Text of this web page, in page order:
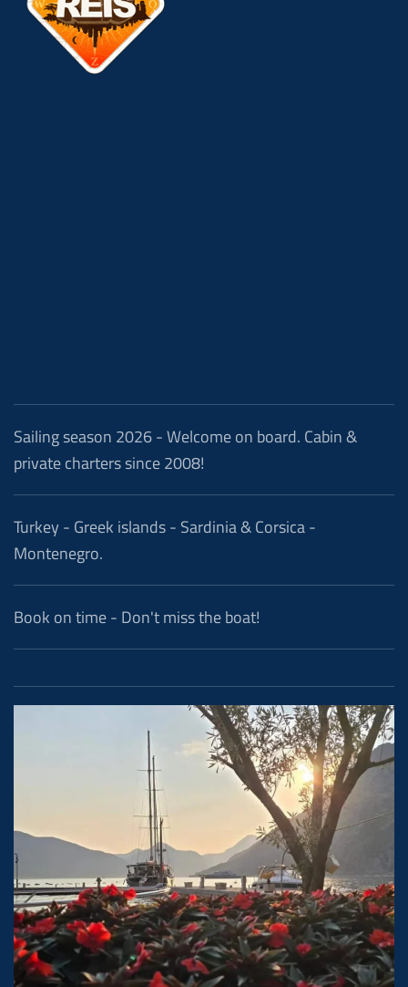
Sailing season 2026 - Welcome on board. Cabin &
private charters since 2008!
Turkey - Greek islands - Sardinia & Corsica -
Montenegro.
Book on time - Don't miss the boat!